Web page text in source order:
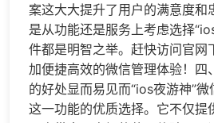
案这大大提升了用户的满意度和
是从功能还是服务上考虑选择
件都是明智之举。赶快访问官网
加便捷高效的微信管理体验！四
的好处显而易见而“ios夜游神”
这一功能的优质选择。它不仅提